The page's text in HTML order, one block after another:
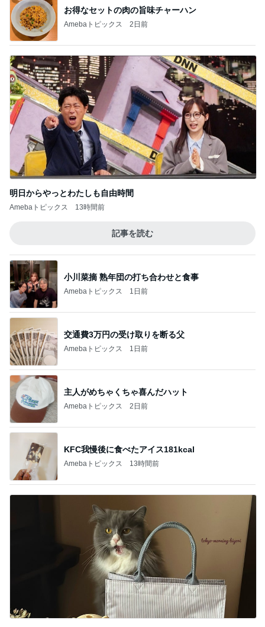
お得なセットの肉の旨味チャーハン
Amebaトピックス 2日前
明日からやっとわたしも自由時間
Amebaトピックス 13時間前
記事を読む
小川菜摘 熟年団の打ち合わせと食事
Amebaトピックス 1日前
交通費3万円の受け取りを断る父
Amebaトピックス 1日前
主人がめちゃくちゃ喜んだハット
Amebaトピックス 2日前
KFC我慢後に食べたアイス181kcal
Amebaトピックス 13時間前